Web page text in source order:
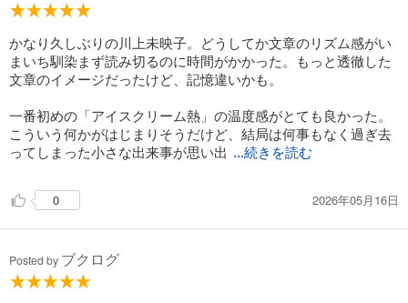
かなり久しぶりの川上未映子。どうしてか文章のリズム感がい
まいち馴染まず読み切るのに時間がかかった。もっと透徹した
文章のイメージだったけど、記憶違いかも。
一番初めの「アイスクリーム熱」の温度感がとても良かった。
こういう何かがはじまりそうだけど、結局は何事もなく過ぎ去
ってしまった小さな出来事が思い出 ...続きを読む
0 2026年05月16日
Posted by ブクログ